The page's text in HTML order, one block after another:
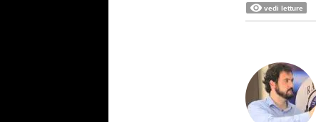
vedi letture